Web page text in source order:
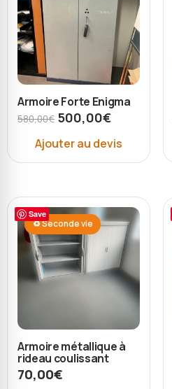
Armoire Forte Enigma
580,00€ 500,00€
Ajouter au devis
Save
♻ Seconde vie
Armoire métallique à
rideau coulissant
70,00€